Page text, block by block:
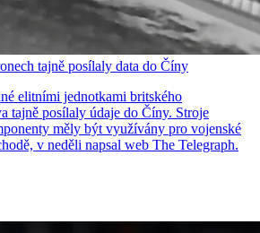
tajně posílaly data do Číny
elitními jednotkami britského
tajně posílaly údaje do Číny. Stroje
měly být využívány pro vojenské
v neděli napsal web The Telegraph.